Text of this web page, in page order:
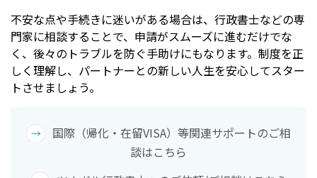
不安な点や手続きに迷いがある場合は、行政書士などの専
門家に相談することで、申請がスムーズに進むだけでな
く、後々のトラブルを防ぐ手助けにもなります。制度を正
しく理解し、パートナーとの新しい人生を安心してスター
トさせましょう。
国際（帰化・在留VISA）等関連サポートのご相
談はこちら